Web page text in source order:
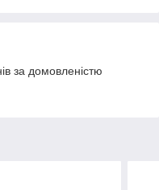
за домовленістю